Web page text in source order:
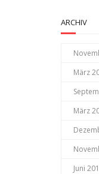
ARCHIV
März
März
Juni